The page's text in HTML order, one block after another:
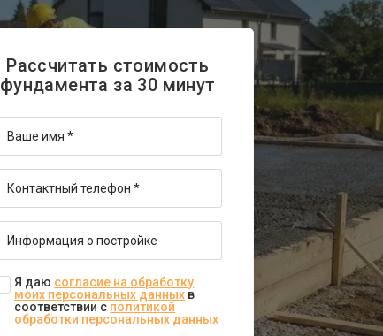
Рассчитать стоимость
фундамента за 30 минут
Я даю согласие на обработку
моих персональных данных в
соответствии с политикой
обработки персональных данных